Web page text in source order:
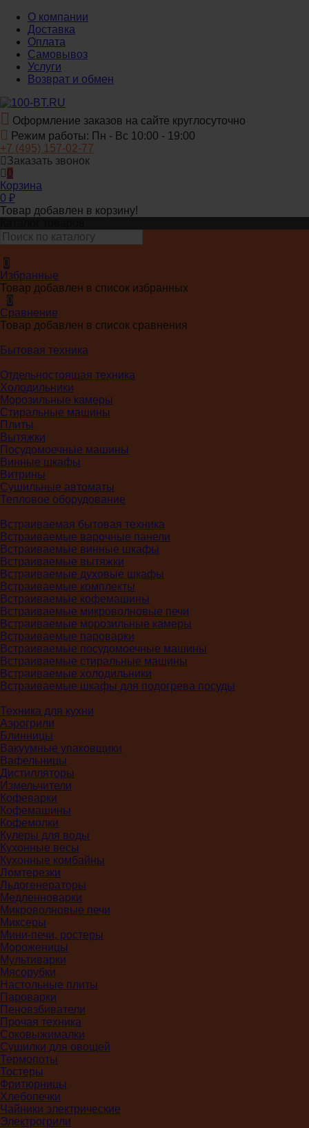
О компании
Доставка
Оплата
Самовывоз
Услуги
Возврат и обмен
Оформление заказов на сайте круглосуточно
Режим работы: Пн - Вс 10:00 - 19:00
+7 (495) 157-02-77
Заказать звонок
0
Корзина
0 ₽
Товар добавлен в корзину!
0
Избранные
Товар добавлен в список избранных
0
Сравнение
Товар добавлен в список сравнения
Бытовая техника
Отдельностоящая техника
Холодильники
Морозильные камеры
Стиральные машины
Плиты
Вытяжки
Посудомоечные машины
Винные шкафы
Витрины
Сушильные автоматы
Тепловое оборудование
Встраиваемая бытовая техника
Встраиваемые варочные панели
Встраиваемые винные шкафы
Встраиваемые вытяжки
Встраиваемые духовые шкафы
Встраиваемые комплекты
Встраиваемые кофемашины
Встраиваемые микроволновые печи
Встраиваемые морозильные камеры
Встраиваемые пароварки
Встраиваемые посудомоечные машины
Встраиваемые стиральные машины
Встраиваемые холодильники
Встраиваемые шкафы для подогрева посуды
Техника для кухни
Аэрогрили
Блинницы
Вакуумные упаковщики
Вафельницы
Дистилляторы
Измельчители
Кофеварки
Кофемашины
Кофемолки
Кулеры для воды
Кухонные весы
Кухонные комбайны
Ломтерезки
Льдогенераторы
Медленноварки
Микроволновые печи
Миксеры
Мини-печи, ростеры
Мороженицы
Мультиварки
Мясорубки
Настольные плиты
Пароварки
Пеновзбиватели
Прочая техника
Соковыжималки
Сушилки для овощей
Термопоты
Тостеры
Фритюрницы
Хлебопечки
Чайники электрические
Электрогрили